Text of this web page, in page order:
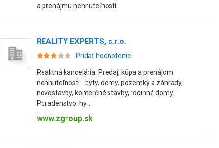
a prenájmu nehnuteľností.
REALITY EXPERTS, s.r.o.
Pridať hodnotenie
Realitná kancelária. Predaj, kúpa a prenájom
nehnuteľnosti - byty, domy, pozemky a záhrady,
novostavby, komerčné stavby, rodinné domy.
Poradenstvo, hy...
www.zgroup.sk